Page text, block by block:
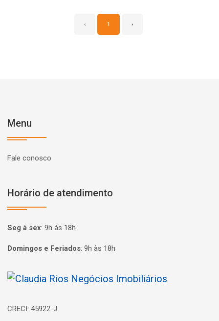
‹ 1 ›
Menu
Fale conosco
Horário de atendimento
Seg à sex: 9h às 18h
Domingos e Feriados: 9h às 18h
Página inicial
CRECI: 45922-J